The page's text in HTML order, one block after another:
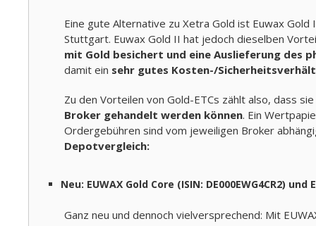
Eine gute Alternative zu Xetra Gold ist Euwax
Stuttgart. Euwax Gold II hat jedoch dieselben
mit Gold besichert und eine Auslieferung des
damit ein sehr gutes Kosten-/
Zu den Vorteilen von Gold-ETCs zählt also, dass sie
Broker gehandelt werden können. Ein
Ordergebühren sind vom jeweiligen Broker
Depotvergleich:
Neu: EUWAX Gold Core (ISIN: DE000EWG4CR2)
Ganz neu und dennoch vielversprechend: Mit